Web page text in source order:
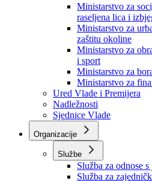
Ministarstvo za
Ministarstvo za
Ministarstvo za
Ministarstvo za
raseljena lica i
Ministarstvo za
zaštitu okoline
Ministarstvo za
i sport
Ministarstvo za
Ministarstvo za
Ured Vlade i Premijera
Nadležnosti
Sjednice Vlade
Organizacije